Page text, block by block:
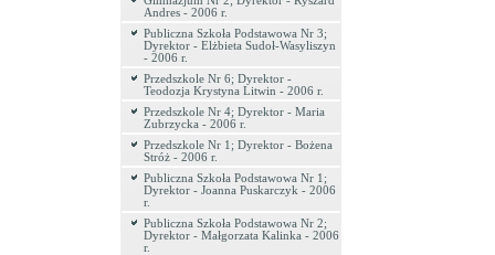
Andres - 2006 r.
Publiczna Szkoła Podstawowa Nr 3;
Dyrektor - Elżbieta Sudoł-Wasyliszyn
- 2006 r.
Przedszkole Nr 6; Dyrektor -
Teodozja Krystyna Litwin - 2006 r.
Przedszkole Nr 4; Dyrektor - Maria
Zubrzycka - 2006 r.
Przedszkole Nr 1; Dyrektor - Bożena
Stróż - 2006 r.
Publiczna Szkoła Podstawowa Nr 1;
Dyrektor - Joanna Puskarczyk - 2006
r.
Publiczna Szkoła Podstawowa Nr 2;
Dyrektor - Małgorzata Kalinka - 2006
r.